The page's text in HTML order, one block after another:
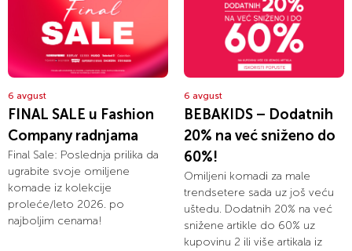
6 avgust
FINAL SALE u Fashion
Company radnjama
Final Sale: Poslednja prilika da
ugrabite svoje omiljene
komade iz kolekcije
proleće/leto 2026. po
najboljim cenama!
6 avgust
BEBAKIDS – Dodatnih
20% na već sniženo do
60%!
Omiljeni komadi za male
trendsetere sada uz još veću
uštedu. Dodatnih 20% na već
snižene artikle do 60% uz
kupovinu 2 ili više artikala iz